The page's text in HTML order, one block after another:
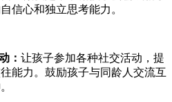
信心和独立思考能力。
： 让孩子参加各种社交活动，提
能力。鼓励孩子与同龄人交流互